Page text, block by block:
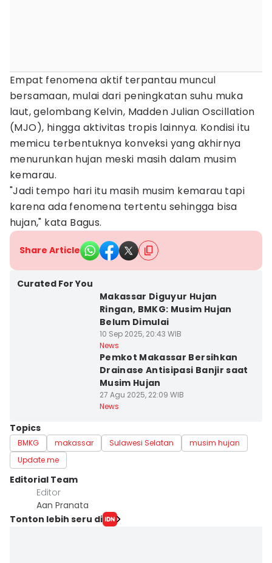
Empat fenomena aktif terpantau muncul
bersamaan, mulai dari peningkatan suhu muka
laut, gelombang Kelvin, Madden Julian Oscillation
(MJO), hingga aktivitas tropis lainnya. Kondisi itu
memicu terbentuknya konveksi yang akhirnya
menurunkan hujan meski masih dalam musim
kemarau.
"Jadi tempo hari itu masih musim kemarau tapi
karena ada fenomena tertentu sehingga bisa
hujan," kata Bagus.
Share Article
Curated For You
Makassar Diguyur Hujan
Ringan, BMKG: Musim Hujan
Belum Dimulai
10 Sep 2025, 20:43 WIB
News
Pemkot Makassar Bersihkan
Drainase Antisipasi Banjir saat
Musim Hujan
27 Agu 2025, 22:09 WIB
News
Topics
BMKG makassar Sulawesi Selatan
musim hujan
Update me
Editorial Team
Editor
Aan Pranata
Tonton lebih seru di